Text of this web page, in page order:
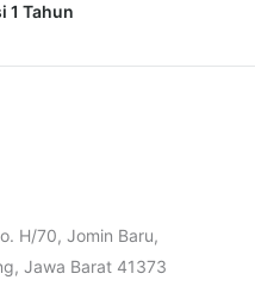
1 Tahun
H/70, Jomin Baru,
Jawa Barat 41373